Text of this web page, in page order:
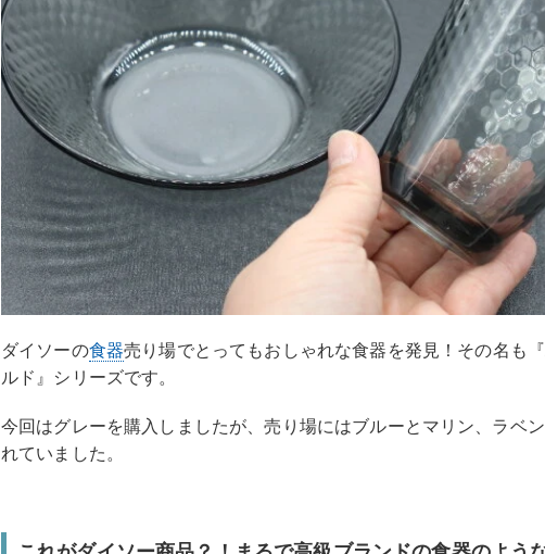
ダイソーの食器売り場でとってもおしゃれな食器を発見！その名も
ルド』シリーズです。
今回はグレーを購入しましたが、売り場にはブルーとマリン、ラベ
れていました。